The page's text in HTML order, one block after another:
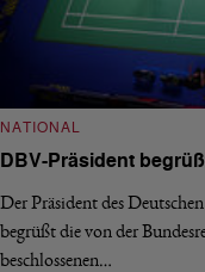
NATIONAL
DBV-Präsident
Der Präsident des
begrüßt die von der
beschlossenen…